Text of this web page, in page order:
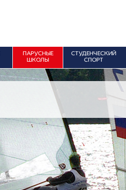
ПАРУСНЫЕ
ШКОЛЫ
СТУДЕНЧЕСКИЙ
СПОРТ